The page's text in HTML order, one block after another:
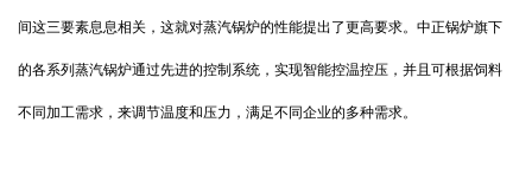
间这三要素息息相关，这就对蒸汽锅炉的性能提出了更高要求。中正锅炉旗下
的各系列蒸汽锅炉通过先进的控制系统，实现智能控温控压，并且可根据饲料
不同加工需求，来调节温度和压力，满足不同企业的多种需求。